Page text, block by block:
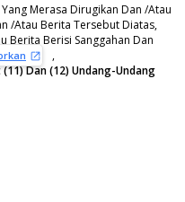
Merasa Dirugikan Dan /Atau
/Atau Berita Tersebut Diatas,
Berita Berisi Sanggahan Dan
,
(11) Dan (12) Undang-Undang